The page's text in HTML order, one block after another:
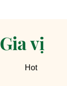
Gia vị
Hot